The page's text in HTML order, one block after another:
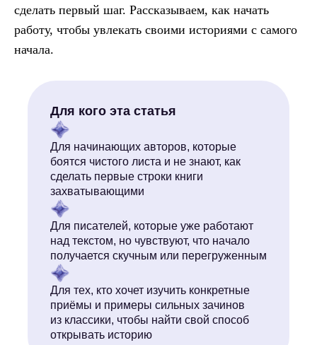
сделать первый шаг. Рассказываем, как начать
работу, чтобы увлекать своими историями с самого
начала.
Для кого эта статья
Для начинающих авторов, которые
боятся чистого листа и не знают, как
сделать первые строки книги
захватывающими
Для писателей, которые уже работают
над текстом, но чувствуют, что начало
получается скучным или перегруженным
Для тех, кто хочет изучить конкретные
приёмы и примеры сильных зачинов
из классики, чтобы найти свой способ
открывать историю